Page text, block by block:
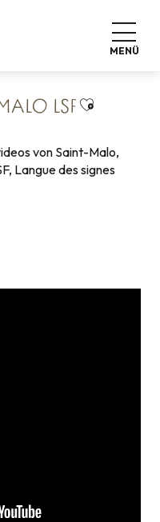
MENÜ
Barrierefreier Tourismus
Videos
LSF Ajouter
von Saint-Malo,
Langue des signes